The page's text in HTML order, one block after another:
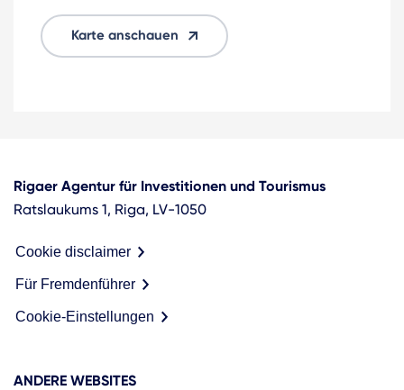
Karte anschauen
Rigaer Agentur für Investitionen und Tourismus
Ratslaukums 1, Riga, LV-1050
Cookie disclaimer
Für Fremdenführer
Cookie-Einstellungen
ANDERE WEBSITES